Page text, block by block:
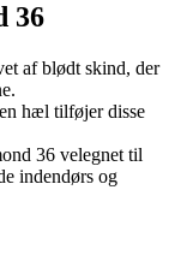
36
af blødt skind, der
hæl tilføjer disse
36 velegnet til
indendørs og